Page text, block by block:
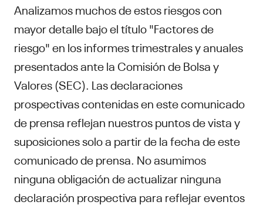
Analizamos muchos de estos riesgos con
mayor detalle bajo el título "Factores de
riesgo" en los informes trimestrales y anuales
presentados ante la Comisión de Bolsa y
Valores (SEC). Las declaraciones
prospectivas contenidas en este comunicado
de prensa reflejan nuestros puntos de vista y
suposiciones solo a partir de la fecha de este
comunicado de prensa. No asumimos
ninguna obligación de actualizar ninguna
declaración prospectiva para reflejar eventos